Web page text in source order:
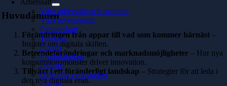
Arbetssätt
Våra arbetssätt och metoder
Våra leveranssätt
Partnerskap
Telekom
Finans
Produktbolag
Industri
Offentlig verksamhet
Energi
Huvudämnen
Förändringen från appar till vad som kommer härnäst –
Insikter om digitala skiften.
Beteendeförändringar och marknadsmöjligheter – Hur nya
konsumtionsmönster driver innovation.
Tillväxt i ett föränderligt landskap – Strategier för att leda i
den nya digitala eran.